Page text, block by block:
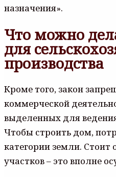
назначения».
Что можно
для
производства
Кроме того, закон
коммерческой
выделенных для
Чтобы строить дом,
категории земли. Стоит
участков – это вполне